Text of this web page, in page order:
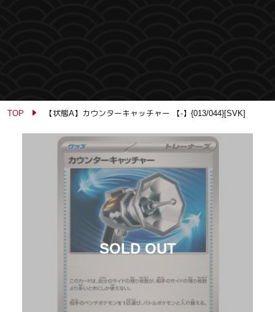
TOP 【状態A】カウンターキャッチャー 【-】{013/044}[SVK]